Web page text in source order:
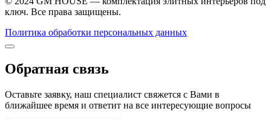
ключ. Все права защищены.
Политика обработки персональных данных
Обратная связь
Оставьте заявку, наш специалист свяжется с Вами в
ближайшее время и ответит на все интересующие вопросы